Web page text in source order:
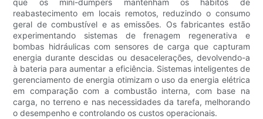
que os mini-dumpers mantenham os hábitos de
reabastecimento em locais remotos, reduzindo o consumo
geral de combustível e as emissões. Os fabricantes estão
experimentando sistemas de frenagem regenerativa e
bombas hidráulicas com sensores de carga que capturam
energia durante descidas ou desacelerações, devolvendo-a
à bateria para aumentar a eficiência. Sistemas inteligentes de
gerenciamento de energia otimizam o uso da energia elétrica
em comparação com a combustão interna, com base na
carga, no terreno e nas necessidades da tarefa, melhorando
o desempenho e controlando os custos operacionais.